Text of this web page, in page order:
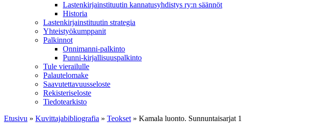
Lastenkirjainstituutin kannatusyhdistys ry:n säännöt
Historia
Lastenkirjainstituutin strategia
Yhteistyökumppanit
Palkinnot
Onnimanni-palkinto
Punni-kirjallisuuspalkinto
Tule vierailulle
Palautelomake
Saavutettavuusseloste
Rekisteriseloste
Tiedotearkisto
Etusivu » Kuvittaja­bibliografia » Teokset » Kamala luonto. Sunnuntaisarjat 1